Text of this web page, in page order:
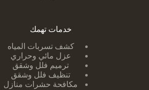
خدمات تهمك
كشف تسربات ا لمياه
عزل مائي وحراري
ترميم فلل وشقق
تنظيف فلل وشقق
مكافحة حشرات منازل